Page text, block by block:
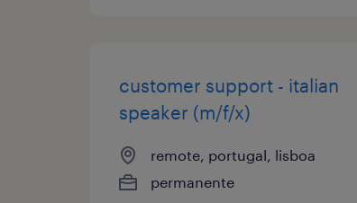
customer support - italian
speaker (m/f/x)
remote, portugal, lisboa
permanente